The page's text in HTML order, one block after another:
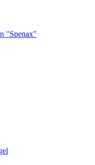
"Spenax"